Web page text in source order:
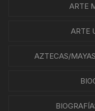
ARTE
ARTE
AZTECAS/